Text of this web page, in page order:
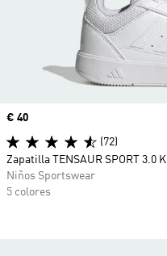
Precio
€ 40
(72)
Zapatilla TENSAUR SPORT 3.0 K
Niños Sportswear
5 colores